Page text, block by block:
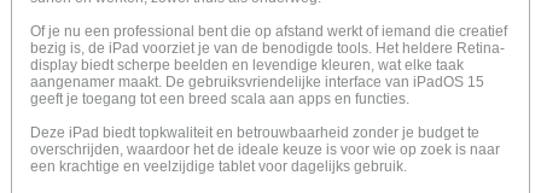
Of je nu een professional bent die op afstand werkt of iemand die creatief
bezig is, de iPad voorziet je van de benodigde tools. Het heldere Retina-
display biedt scherpe beelden en levendige kleuren, wat elke taak
aangenamer maakt. De gebruiksvriendelijke interface van iPadOS 15
geeft je toegang tot een breed scala aan apps en functies.
Deze iPad biedt topkwaliteit en betrouwbaarheid zonder je budget te
overschrijden, waardoor het de ideale keuze is voor wie op zoek is naar
een krachtige en veelzijdige tablet voor dagelijks gebruik.